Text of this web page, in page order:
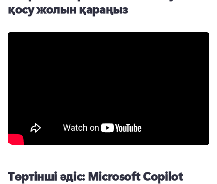
қосу жолын қараңыз
Төртінші әдіс: Microsoft Copilot